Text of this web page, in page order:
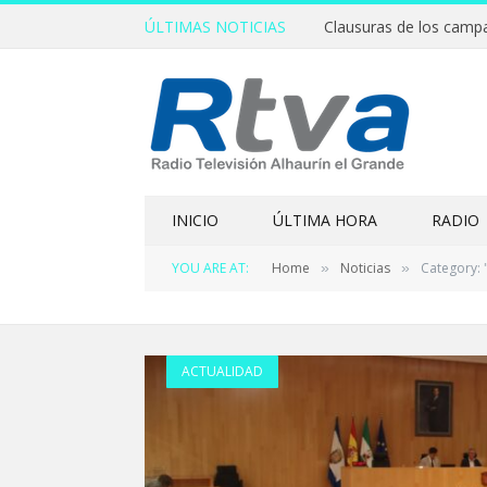
ÚLTIMAS NOTICIAS
INICIO ÚLTIMA HORA RADIO
YOU ARE AT: Home » Noticias » Category:
ACTUALIDAD